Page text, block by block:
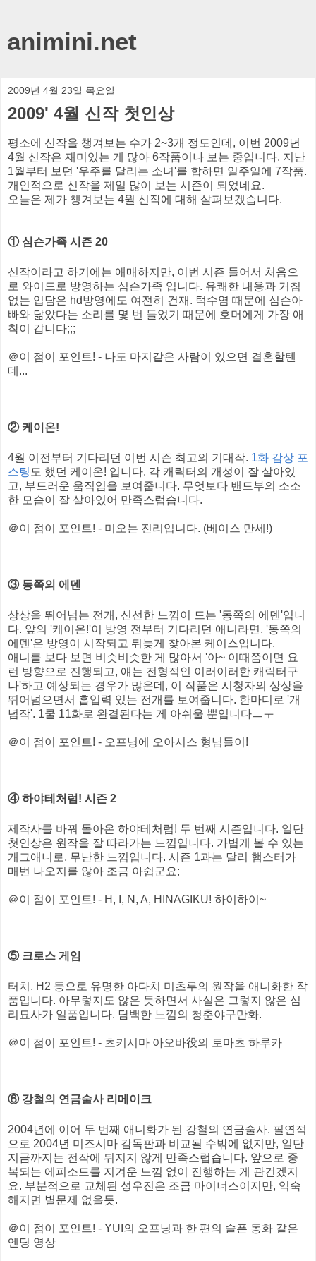
animini.net
2009년 4월 23일 목요일
2009' 4월 신작 첫인상
평소에 신작을 챙겨보는 수가 2~3개 정도인데, 이번 2009년
4월 신작은 재미있는 게 많아 6작품이나 보는 중입니다. 지난
1월부터 보던 '우주를 달리는 소녀'를 합하면 일주일에 7작품.
개인적으로 신작을 제일 많이 보는 시즌이 되었네요.
오늘은 제가 챙겨보는 4월 신작에 대해 살펴보겠습니다.
① 심슨가족 시즌 20
신작이라고 하기에는 애매하지만, 이번 시즌 들어서 처음으
로 와이드로 방영하는 심슨가족 입니다. 유쾌한 내용과 거침
없는 입담은 hd방영에도 여전히 건재. 턱수염 때문에 심슨아
빠와 닮았다는 소리를 몇 번 들었기 때문에 호머에게 가장 애
착이 갑니다;;;
＠이 점이 포인트! - 나도 마지같은 사람이 있으면 결혼할텐
데...
② 케이온!
4월 이전부터 기다리던 이번 시즌 최고의 기대작. 1화 감상 포
스팅 도 했던 케이온! 입니다. 각 캐릭터의 개성이 잘 살아있
고, 부드러운 움직임을 보여줍니다. 무엇보다 밴드부의 소소
한 모습이 잘 살아있어 만족스럽습니다.
＠이 점이 포인트! - 미오는 진리입니다. (베이스 만세!)
③ 동쪽의 에덴
상상을 뛰어넘는 전개, 신선한 느낌이 드는 '동쪽의 에덴'입니
다. 앞의 '케이온!'이 방영 전부터 기다리던 애니라면, '동쪽의
에덴'은 방영이 시작되고 뒤늦게 찾아본 케이스입니다.
애니를 보다 보면 비슷비슷한 게 많아서 '아~ 이때쯤이면 요
런 방향으로 진행되고, 얘는 전형적인 이러이러한 캐릭터구
나'하고 예상되는 경우가 많은데, 이 작품은 시청자의 상상을
뛰어넘으면서 흡입력 있는 전개를 보여줍니다. 한마디로 '개
념작'. 1쿨 11화로 완결된다는 게 아쉬울 뿐입니다ㅡㅜ
＠이 점이 포인트! - 오프닝에 오아시스 형님들이!
④ 하야테처럼! 시즌 2
제작사를 바꿔 돌아온 하야테처럼! 두 번째 시즌입니다. 일단
첫인상은 원작을 잘 따라가는 느낌입니다. 가볍게 볼 수 있는
개그애니로, 무난한 느낌입니다. 시즌 1과는 달리 햄스터가
매번 나오지를 않아 조금 아쉽군요;
＠이 점이 포인트! - H, I, N, A, HINAGIKU! 하이하이~
⑤ 크로스 게임
터치, H2 등으로 유명한 아다치 미츠루의 원작을 애니화한 작
품입니다. 아무렇지도 않은 듯하면서 사실은 그렇지 않은 심
리묘사가 일품입니다. 담백한 느낌의 청춘야구만화.
＠이 점이 포인트! - 츠키시마 아오바役의 토마츠 하루카
⑥ 강철의 연금술사 리메이크
2004년에 이어 두 번째 애니화가 된 강철의 연금술사. 필연적
으로 2004년 미즈시마 감독판과 비교될 수밖에 없지만, 일단
지금까지는 전작에 뒤지지 않게 만족스럽습니다. 앞으로 중
복되는 에피소드를 지겨운 느낌 없이 진행하는 게 관건겠지
요. 부분적으로 교체된 성우진은 조금 마이너스이지만, 익숙
해지면 별문제 없을듯.
＠이 점이 포인트! - YUI의 오프닝과 한 편의 슬픈 동화 같은
엔딩 영상